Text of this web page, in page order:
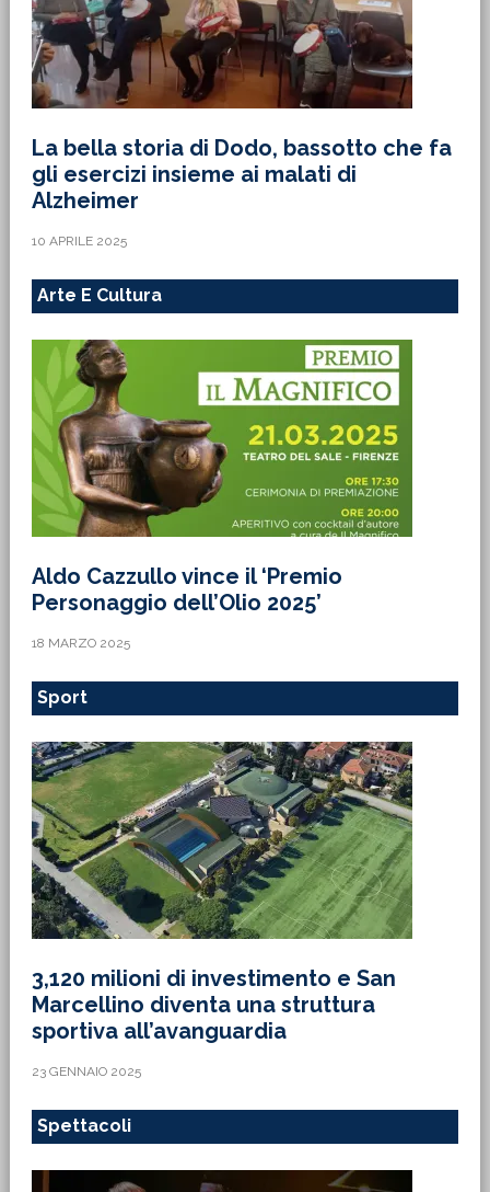
La bella storia di Dodo, bassotto che fa
gli esercizi insieme ai malati di
Alzheimer
10 APRILE 2025
Arte E Cultura
Aldo Cazzullo vince il ‘Premio
Personaggio dell’Olio 2025’
18 MARZO 2025
Sport
3,120 milioni di investimento e San
Marcellino diventa una struttura
sportiva all’avanguardia
23 GENNAIO 2025
Spettacoli